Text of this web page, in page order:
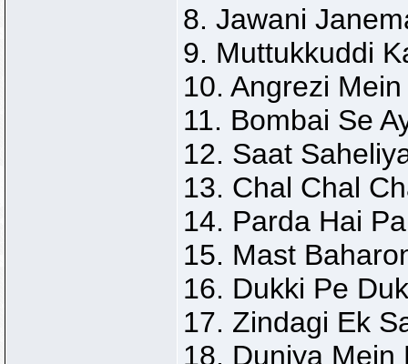
8. Jawani
9. Muttukkuddi
10. Angrezi
11. Bombai Se
12. Saat
13. Chal Chal
14. Parda Hai
15. Mast
16. Dukki Pe
17. Zindagi Ek
18. Duniya Mein